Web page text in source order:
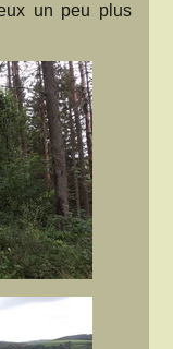
un peu plus